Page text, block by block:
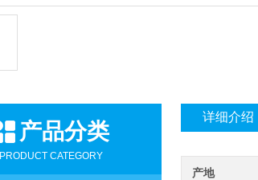
产品分类
PRODUCT CATEGORY
详细介绍
产地